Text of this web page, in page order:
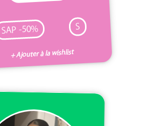
SAP -50% S
+ Ajouter à la wishlist